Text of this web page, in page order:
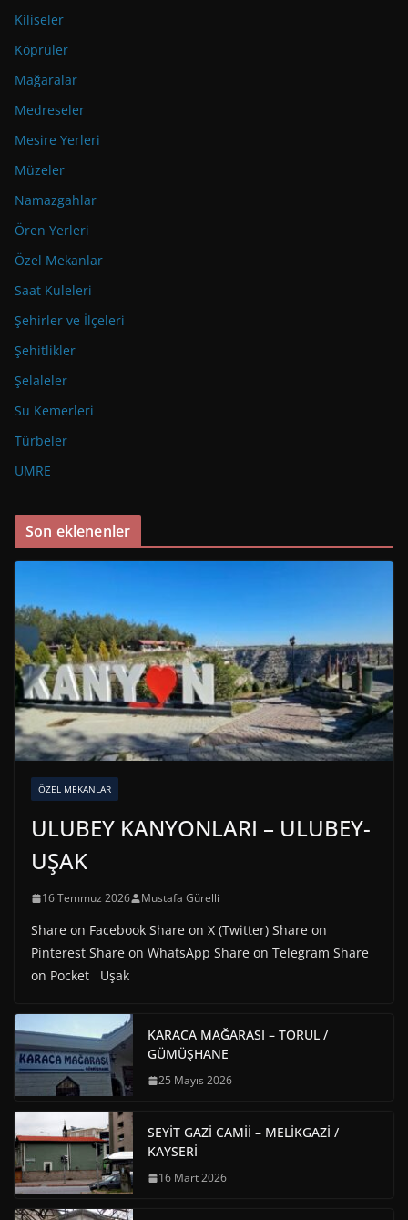
Kiliseler
Köprüler
Mağaralar
Medreseler
Mesire Yerleri
Müzeler
Namazgahlar
Ören Yerleri
Özel Mekanlar
Saat Kuleleri
Şehirler ve İlçeleri
Şehitlikler
Şelaleler
Su Kemerleri
Türbeler
UMRE
Son eklenenler
ÖZEL MEKANLAR
ULUBEY KANYONLARI – ULUBEY-
UŞAK
16 Temmuz 2026 Mustafa Gürelli
Share on Facebook Share on X (Twitter) Share on
Pinterest Share on WhatsApp Share on Telegram Share
on Pocket Uşak
KARACA MAĞARASI – TORUL /
GÜMÜŞHANE
25 Mayıs 2026
SEYİT GAZİ CAMİİ – MELİKGAZİ /
KAYSERİ
16 Mart 2026